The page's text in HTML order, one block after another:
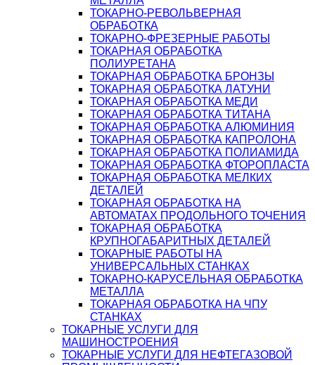
ТОКАРНО-РЕВОЛЬВЕРНАЯ
ОБРАБОТКА
ТОКАРНО-ФРЕЗЕРНЫЕ РАБОТЫ
ТОКАРНАЯ ОБРАБОТКА
ПОЛИУРЕТАНА
ТОКАРНАЯ ОБРАБОТКА БРОНЗЫ
ТОКАРНАЯ ОБРАБОТКА ЛАТУНИ
ТОКАРНАЯ ОБРАБОТКА МЕДИ
ТОКАРНАЯ ОБРАБОТКА ТИТАНА
ТОКАРНАЯ ОБРАБОТКА АЛЮМИНИЯ
ТОКАРНАЯ ОБРАБОТКА КАПРОЛОНА
ТОКАРНАЯ ОБРАБОТКА ПОЛИАМИДА
ТОКАРНАЯ ОБРАБОТКА ФТОРОПЛАСТА
ТОКАРНАЯ ОБРАБОТКА МЕЛКИХ
ДЕТАЛЕЙ
ТОКАРНАЯ ОБРАБОТКА НА
АВТОМАТАХ ПРОДОЛЬНОГО ТОЧЕНИЯ
ТОКАРНАЯ ОБРАБОТКА
КРУПНОГАБАРИТНЫХ ДЕТАЛЕЙ
ТОКАРНЫЕ РАБОТЫ НА
УНИВЕРСАЛЬНЫХ СТАНКАХ
ТОКАРНО-КАРУСЕЛЬНАЯ ОБРАБОТКА
МЕТАЛЛА
ТОКАРНАЯ ОБРАБОТКА НА ЧПУ
СТАНКАХ
ТОКАРНЫЕ УСЛУГИ ДЛЯ
МАШИНОСТРОЕНИЯ
ТОКАРНЫЕ УСЛУГИ ДЛЯ НЕФТЕГАЗОВОЙ